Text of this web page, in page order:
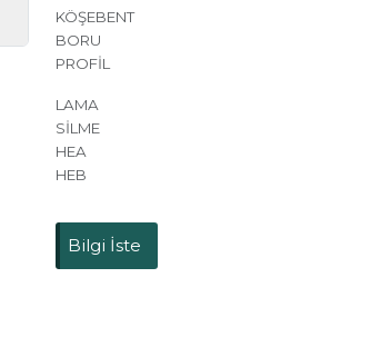
KÖŞEBENT
BORU
PROFİL
LAMA
SİLME
HEA
HEB
Bilgi İste